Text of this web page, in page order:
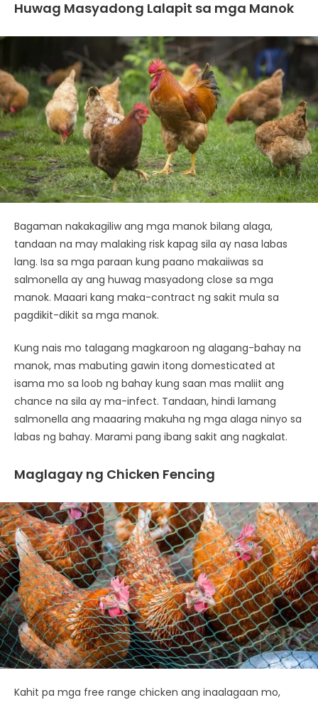
Huwag Masyadong Lalapit sa mga Manok
Bagaman nakakagiliw ang mga manok bilang alaga,
tandaan na may malaking risk kapag sila ay nasa labas
lang. Isa sa mga paraan kung paano makaiiwas sa
salmonella ay ang huwag masyadong close sa mga
manok. Maaari kang maka-contract ng sakit mula sa
pagdikit-dikit sa mga manok.
Kung nais mo talagang magkaroon ng alagang-bahay na
manok, mas mabuting gawin itong domesticated at
isama mo sa loob ng bahay kung saan mas maliit ang
chance na sila ay ma-infect. Tandaan, hindi lamang
salmonella ang maaaring makuha ng mga alaga ninyo sa
labas ng bahay. Marami pang ibang sakit ang nagkalat.
Maglagay ng Chicken Fencing
Kahit pa mga free range chicken ang inaalagaan mo,